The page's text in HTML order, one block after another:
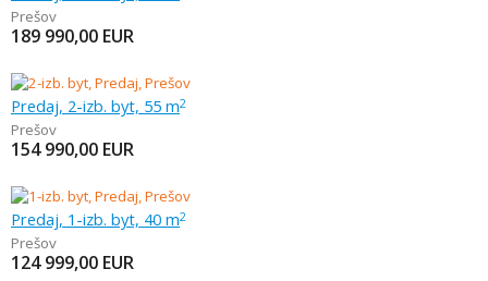
Prešov
189 990,00 EUR
Predaj, 2-izb. byt, 55 m2
Prešov
154 990,00 EUR
Predaj, 1-izb. byt, 40 m2
Prešov
124 999,00 EUR